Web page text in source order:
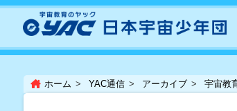
ホーム YAC通信 アーカイブ 宇宙教